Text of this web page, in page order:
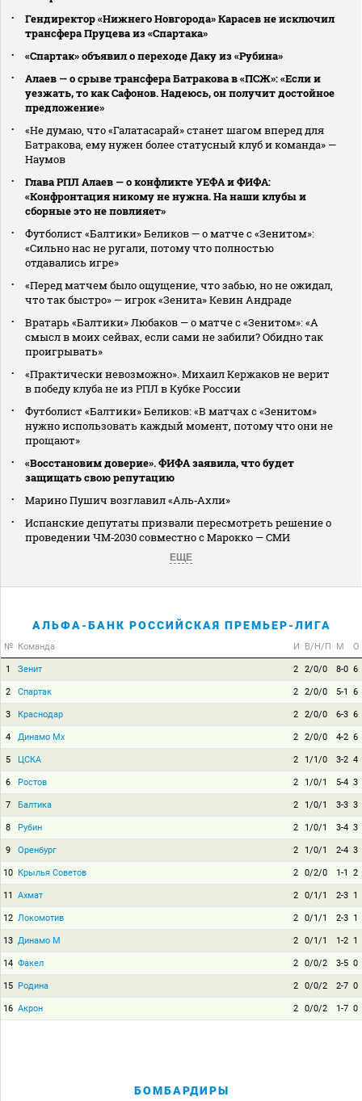
Гендиректор «Нижнего Новгорода» Карасев не исключил
трансфера Пруцева из «Спартака»
«Спартак» объявил о переходе Даку из «Рубина»
Алаев — о срыве трансфера Батракова в «ПСЖ»: «Если и
уезжать, то как Сафонов. Надеюсь, он получит достойное
предложение»
«Не думаю, что «Галатасарай» станет шагом вперед для
Батракова, ему нужен более статусный клуб и команда» —
Наумов
Глава РПЛ Алаев — о конфликте УЕФА и ФИФА:
«Конфронтация никому не нужна. На наши клубы и
сборные это не повлияет»
Футболист «Балтики» Беликов — о матче с «Зенитом»:
«Сильно нас не ругали, потому что полностью
отдавались игре»
«Перед матчем было ощущение, что забью, но не ожидал,
что так быстро» — игрок «Зенита» Кевин Андраде
Вратарь «Балтики» Любаков — о матче с «Зенитом»: «А
смысл в моих сейвах, если сами не забили? Обидно так
проигрывать»
«Практически невозможно». Михаил Кержаков не верит
в победу клуба не из РПЛ в Кубке России
Футболист «Балтики» Беликов: «В матчах с «Зенитом»
нужно использовать каждый момент, потому что они не
прощают»
«Восстановим доверие». ФИФА заявила, что будет
защищать свою репутацию
Марино Пушич возглавил «Аль‑Ахли»
Испанские депутаты призвали пересмотреть решение о
проведении ЧМ‑2030 совместно с Марокко — СМИ
ЕЩЕ
АЛЬФА-БАНК РОССИЙСКАЯ ПРЕМЬЕР-ЛИГА
№ Команда И В/Н/П М О
1 Зенит 2 2/0/0 8-0 6
2 Спартак 2 2/0/0 5-1 6
3 Краснодар 2 2/0/0 6-3 6
4 Динамо Мх 2 2/0/0 4-2 6
5 ЦСКА 2 1/1/0 3-2 4
6 Ростов 2 1/0/1 5-4 3
7 Балтика 2 1/0/1 3-3 3
8 Рубин 2 1/0/1 3-4 3
9 Оренбург 2 1/0/1 2-4 3
10 Крылья Советов 2 0/2/0 1-1 2
11 Ахмат 2 0/1/1 2-3 1
12 Локомотив 2 0/1/1 2-3 1
13 Динамо М 2 0/1/1 1-2 1
14 Факел 2 0/0/2 3-5 0
15 Родина 2 0/0/2 2-7 0
16 Акрон 2 0/0/2 1-7 0
БОМБАРДИРЫ